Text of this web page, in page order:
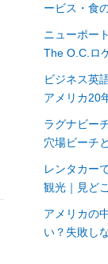
ービス・食
ニューポー
The O.C.ロ
ビジネス英
アメリカ20
ラグナビー
穴場ビーチ
レンタカー
観光｜見ど
アメリカの
い？失敗し